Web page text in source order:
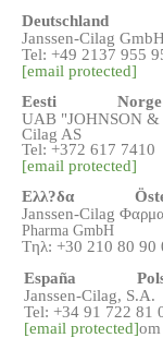
Deutschland
Janssen-Cilag GmbH
Tel: +49 2137 955
[email protected]
Eesti
Norge
UAB "JOHNSON &
Cilag AS
Tel: +372 617 7410
[email protected]
Ελλ?δα
Janssen-Cilag
Pharma GmbH
Tηλ: +30 210 80 90
España
Janssen-Cilag, S.A.
Tel: +34 91 722 81
[email protected]om